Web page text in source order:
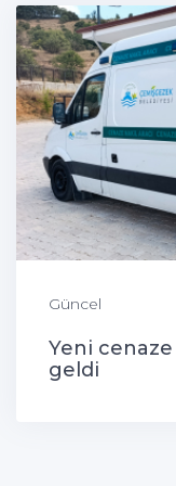
Güncel
Yeni
geldi